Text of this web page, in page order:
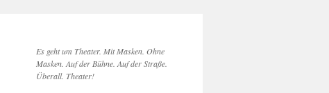
Es geht um Theater. Mit Masken. Ohne
Masken. Auf der Bühne. Auf der Straße.
Überall. Theater!